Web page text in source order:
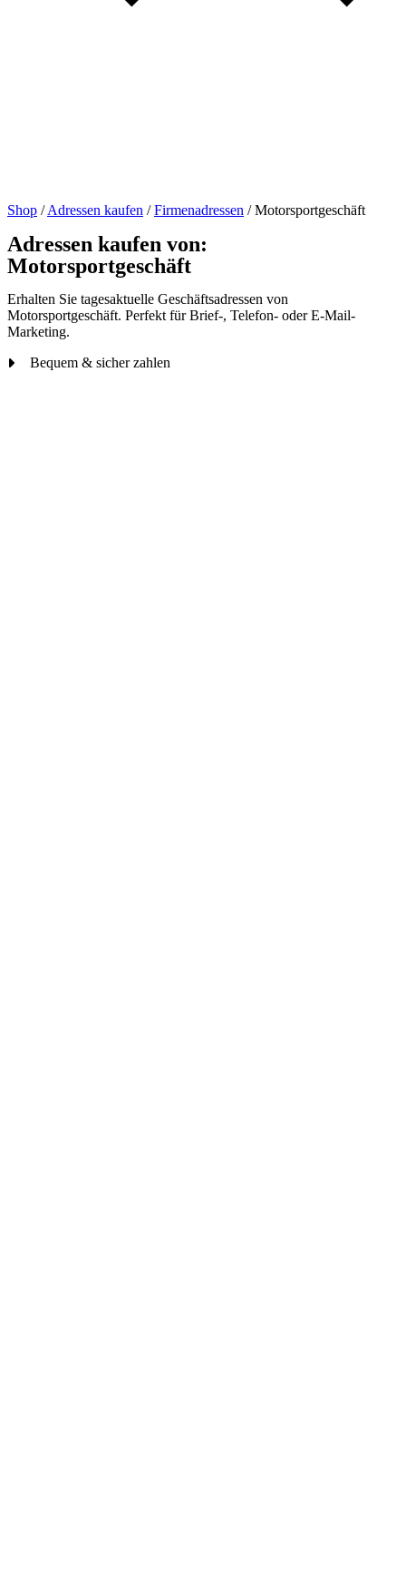
Shop /Adressen kaufen /Firmenadressen /Motorsportgeschäft
Adressen kaufen von:
Motorsportgeschäft
Erhalten Sie tagesaktuelle Geschäftsadressen von
Motorsportgeschäft. Perfekt für Brief-, Telefon- oder E-Mail-
Marketing.
Bequem & sicher zahlen